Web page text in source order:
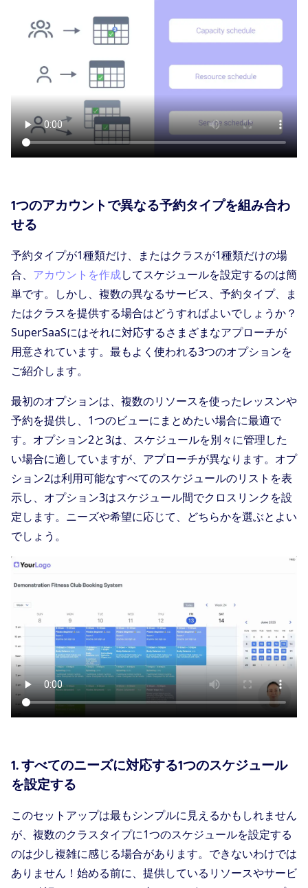
1つのアカウントで異なる予約タイプを組み合わ
せる
予約タイプが1種類だけ、またはクラスが1種類だけの場
合、 アカウントを作成してスケジュールを設定するのは簡
単です。しかし、複数の異なるサービス、予約タイプ、ま
たはクラスを提供する場合はどうすればよいでしょうか？
SuperSaaSにはそれに対応するさまざまなアプローチが
用意されています。最もよく使われる3つのオプションを
ご紹介します。
最初のオプションは、複数のリソースを使ったレッスンや
予約を提供し、1つのビューにまとめたい場合に最適で
す。オプション2と3は、スケジュールを別々に管理した
い場合に適していますが、アプローチが異なります。オプ
ション2は利用可能なすべてのスケジュールのリストを表
示し、オプション3はスケジュール間でクロスリンクを設
定します。ニーズや希望に応じて、どちらかを選ぶとよい
でしょう。
1. すべてのニーズに対応する1つのスケジュール
を設定する
このセットアップは最もシンプルに見えるかもしれません
が、複数のクラスタイプに1つのスケジュールを設定する
のは少し複雑に感じる場合があります。できないわけでは
ありません！始める前に、提供しているリソースやサービ